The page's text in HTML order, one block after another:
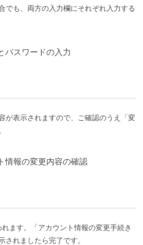
でも、両方の入力欄にそれぞれ入力する
が表示されますので、ご確認のうえ「変
ます。「アカウント情報の変更手続き
されましたら完了です。